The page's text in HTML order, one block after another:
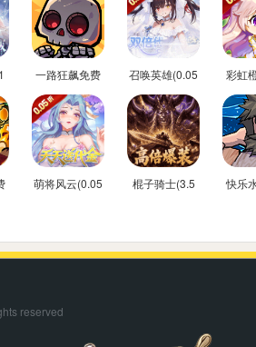
一路狂飙免费
后台版
召唤英雄(0.05
折双倍代金买
断)
彩虹
萌将风云(0.05
棍子骑士(3.5
快乐
reserved